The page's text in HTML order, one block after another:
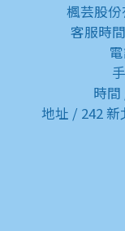
楓芸股
客服時
時間
地址 / 242 新